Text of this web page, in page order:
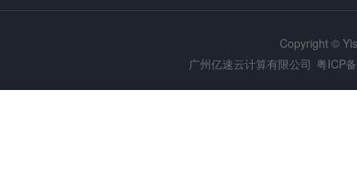
Copyright ©
广州亿速云计算有限公司 粤ICP